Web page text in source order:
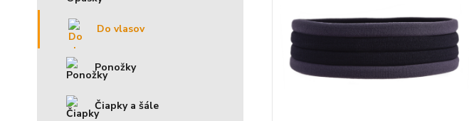
Do vlasov
Ponožky
Čiapky a šále